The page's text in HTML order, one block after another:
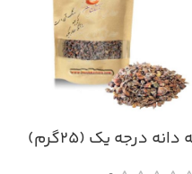
دانه درجه یک (۲۵گرم)